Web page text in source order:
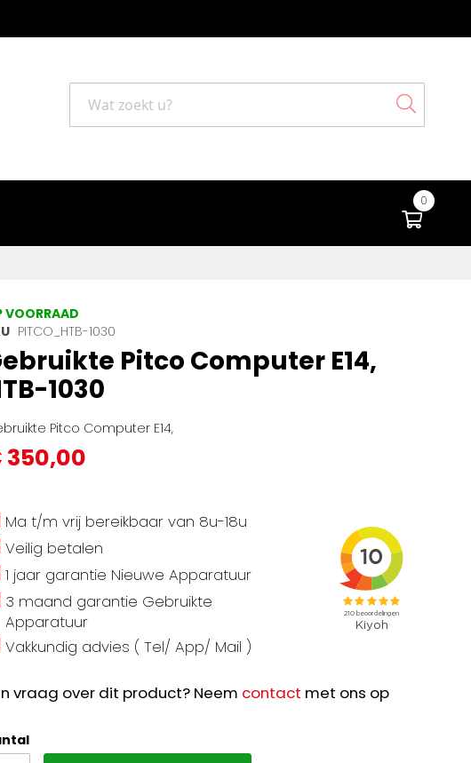
Search
0
VOORRAAD
PITCO_HTB-1030
Pitco Computer E14,
1030
Pitco Computer E14,
350,00
Ma t/m vrij bereikbaar van 8u-18u
Veilig betalen
1 jaar garantie Nieuwe Apparatuur
3 maand garantie Gebruikte
Apparatuur
Vakkundig advies ( Tel/ App/ Mail )
vraag over dit product? Neem contact met ons op